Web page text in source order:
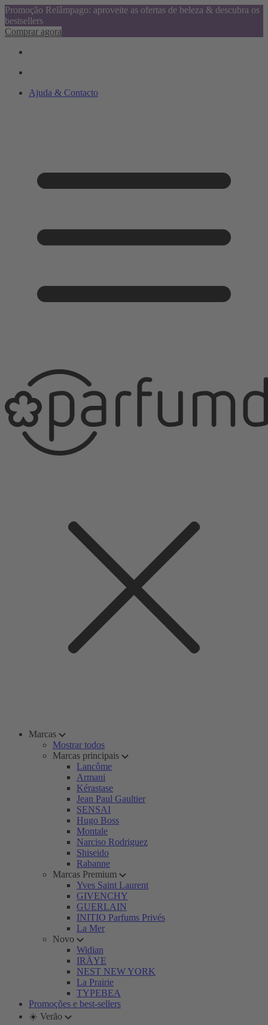
Promoção Relâmpago: aproveite as ofertas de beleza & descubra os
bestsellers
Comprar agora
Ajuda & Contacto
Marcas
Mostrar todos
Marcas principais
Lancôme
Armani
Kérastase
Jean Paul Gaultier
SENSAI
Hugo Boss
Montale
Narciso Rodriguez
Shiseido
Rabanne
Marcas Premium
Yves Saint Laurent
GIVENCHY
GUERLAIN
INITIO Parfums Privés
La Mer
Novo
Widian
IRÄYE
NEST NEW YORK
La Prairie
TYPEBEA
Promoções e best-sellers
☀️ Verão